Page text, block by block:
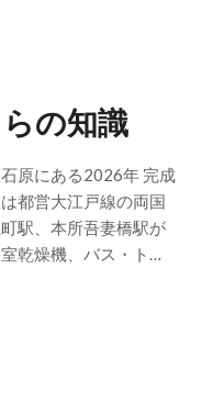
の知識
原にある2026年 完成
都営大江戸線の両国
駅、本所吾妻橋駅が
乾燥機、バス・ト…